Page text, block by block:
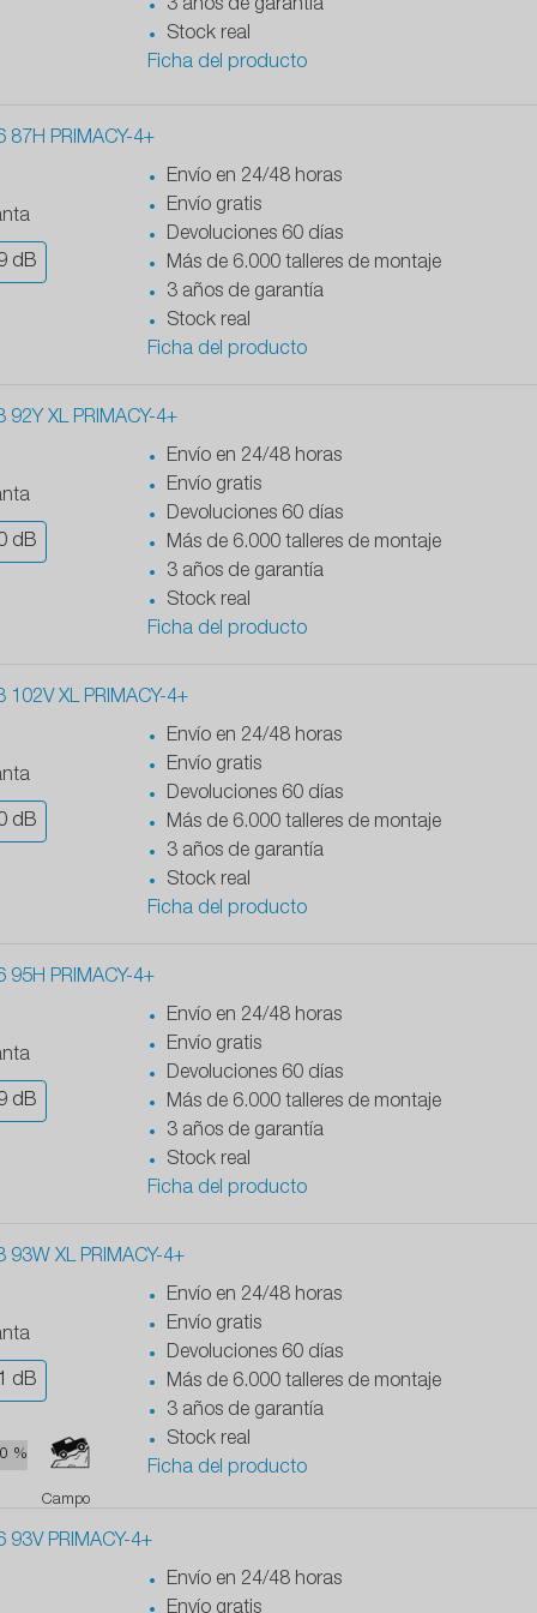
3 años de garantía
Stock real
Ficha del producto
87H PRIMACY-4+
dB
Envío en 24/48 horas
Envío gratis
Devoluciones 60 días
Más de 6.000 talleres de montaje
3 años de garantía
Stock real
Ficha del producto
XL PRIMACY-4+
dB
Envío en 24/48 horas
Envío gratis
Devoluciones 60 días
Más de 6.000 talleres de montaje
3 años de garantía
Stock real
Ficha del producto
102V XL PRIMACY-4+
dB
Envío en 24/48 horas
Envío gratis
Devoluciones 60 días
Más de 6.000 talleres de montaje
3 años de garantía
Stock real
Ficha del producto
95H PRIMACY-4+
dB
Envío en 24/48 horas
Envío gratis
Devoluciones 60 días
Más de 6.000 talleres de montaje
3 años de garantía
Stock real
Ficha del producto
93W XL PRIMACY-4+
dB
0 %
Campo
Envío en 24/48 horas
Envío gratis
Devoluciones 60 días
Más de 6.000 talleres de montaje
3 años de garantía
Stock real
Ficha del producto
93V PRIMACY-4+
Envío en 24/48 horas
Envío gratis